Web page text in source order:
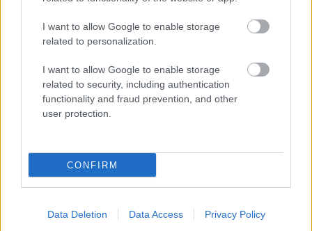
I want to allow Google to enable storage
related to personalization.
I want to allow Google to enable storage
related to security, including authentication
functionality and fraud prevention, and other
user protection.
CONFIRM
Data Deletion Data Access Privacy Policy
Haraszti Miklós
A demokratikus ellenzék
Soós Viktor Attila
Az egyházak és a
Gergely András
Széchenyi István